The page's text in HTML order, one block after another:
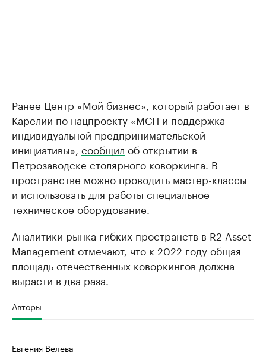
Ранее Центр «Мой бизнес», который работает в
Карелии по нацпроекту «МСП и поддержка
индивидуальной предпринимательской
инициативы», сообщил об открытии в
Петрозаводске столярного коворкинга. В
пространстве можно проводить мастер-классы
и использовать для работы специальное
техническое оборудование.
Аналитики рынка гибких пространств в R2 Asset
Management отмечают, что к 2022 году общая
площадь отечественных коворкингов должна
вырасти в два раза.
Авторы
Евгения Велева